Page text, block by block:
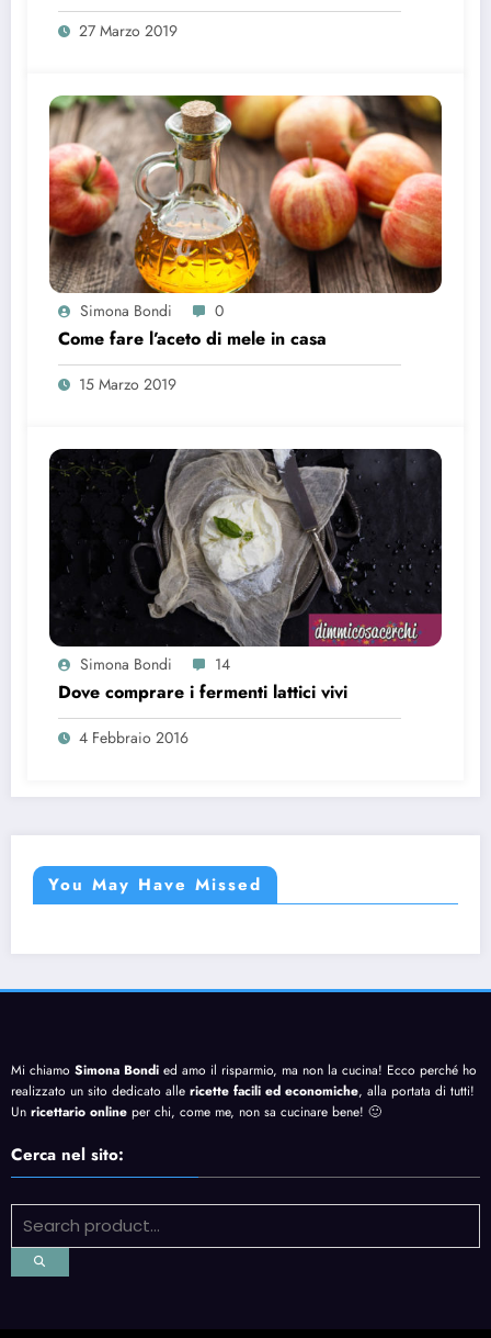
27 Marzo 2019
Simona Bondi 0
Come fare l’aceto di mele in casa
15 Marzo 2019
Simona Bondi 14
Dove comprare i fermenti lattici vivi
4 Febbraio 2016
You May Have Missed
Mi chiamo Simona Bondi ed amo il risparmio, ma non la cucina! Ecco perché ho
realizzato un sito dedicato alle ricette facili ed economiche, alla portata di tutti!
Un ricettario online per chi, come me, non sa cucinare bene! 🙂
Cerca nel sito: